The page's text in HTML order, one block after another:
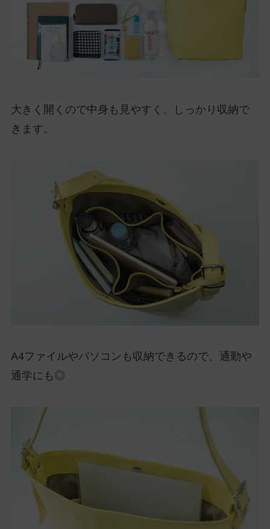
大きく開くので中身も見やすく、しっかり収納で
きます。
A4ファイルやパソコンも収納できるので、通勤や
通学にも◎